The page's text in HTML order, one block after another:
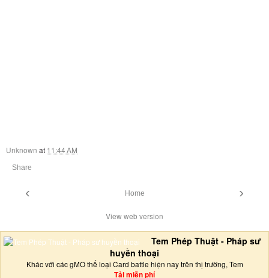
Unknown at 11:44 AM
Share
‹ ›
Home
View web version
Tem Phép Thuật - Pháp sư
huyền thoại
Khác với các gMO thể loại Card battle hiện nay trên thị trường, Tem
Tải miễn phí